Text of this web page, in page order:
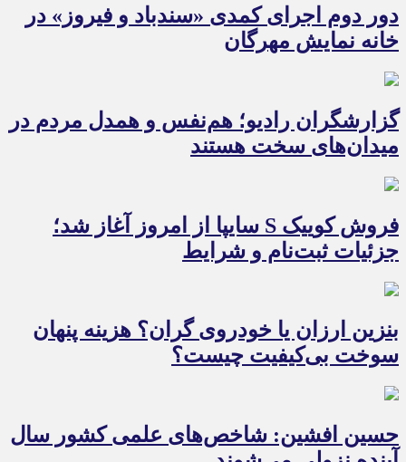
دور دوم اجرای کمدی «سندباد و فیروز» در
خانه نمایش مهرگان
گزارشگران رادیو؛ هم‌نفس و همدل مردم در
میدان‌های سخت هستند
فروش کوییک S سایپا از امروز آغاز شد؛
جزئیات ثبت‌نام و شرایط
بنزین ارزان یا خودروی گران؟ هزینه پنهان
سوخت بی‌کیفیت چیست؟
حسین افشین: شاخص‌های علمی کشور سال